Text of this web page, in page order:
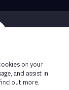
on your
and assist in
out more.